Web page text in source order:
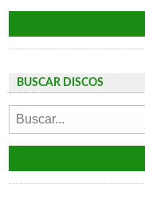
BUSCAR DISCOS